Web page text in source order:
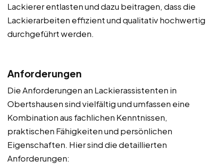
Lackierer entlasten und dazu beitragen, dass die
Lackierarbeiten effizient und qualitativ hochwertig
durchgeführt werden.
Anforderungen
Die Anforderungen an Lackierassistenten in
Obertshausen sind vielfältig und umfassen eine
Kombination aus fachlichen Kenntnissen,
praktischen Fähigkeiten und persönlichen
Eigenschaften. Hier sind die detaillierten
Anforderungen: